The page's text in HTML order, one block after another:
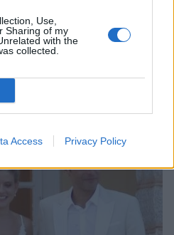
Use,
Sharing of my
with the
collected.
Access Privacy Policy